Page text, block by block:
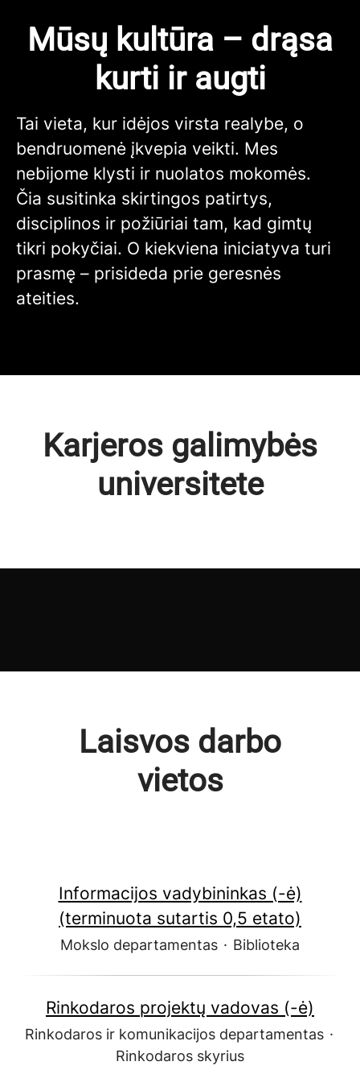
Mūsų kultūra – drąsa
kurti ir augti
Tai vieta, kur idėjos virsta realybe, o
bendruomenė įkvepia veikti. Mes
nebijome klysti ir nuolatos mokomės.
Čia susitinka skirtingos patirtys,
disciplinos ir požiūriai tam, kad gimtų
tikri pokyčiai. O kiekviena iniciatyva turi
prasmę – prisideda prie geresnės
ateities.
Karjeros galimybės
universitete
Laisvos darbo
vietos
Informacijos vadybininkas (-ė)
(terminuota sutartis 0,5 etato)
Mokslo departamentas · Biblioteka
Rinkodaros projektų vadovas (-ė)
Rinkodaros ir komunikacijos departamentas ·
Rinkodaros skyrius